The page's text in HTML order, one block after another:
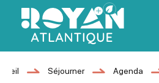
Afficher la barre
Royan Atlantique
Séjourner Agenda